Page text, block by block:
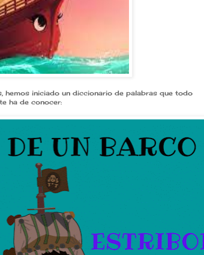
hemos iniciado un diccionario de palabras que todo
ha de conocer: